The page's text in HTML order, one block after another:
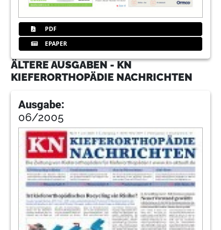
PDF
EPAPER
ÄLTERE AUSGABEN - KN
KIEFERORTHOPÄDIE NACHRICHTEN
Ausgabe:
06/2005